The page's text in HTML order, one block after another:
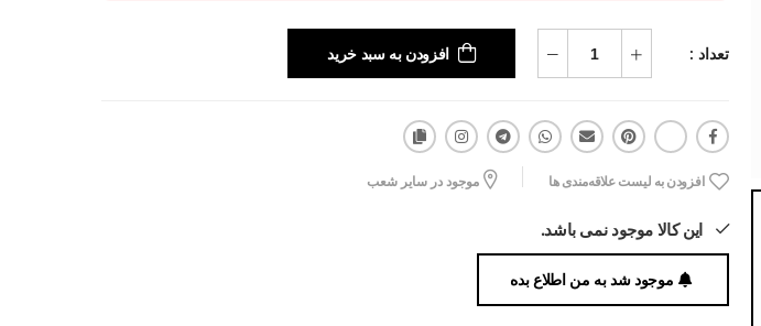
تعداد : افزودن به سبد خرید
افزودن به لیست علاقه‌مندی ها موجود در سایر شعب
این کالا موجود نمی باشد.
موجود شد به من اطلاع بده